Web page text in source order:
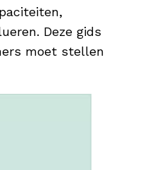
Deze gids
moet stellen